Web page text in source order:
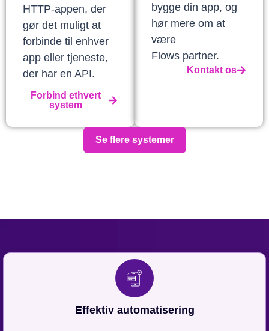
HTTP-appen, der
gør det muligt at
forbinde til enhver
app eller tjeneste,
der har en API.
Forbind ethvert
system
bygge din app, og
hør mere om at
være
Flows partner.
Kontakt os
Se flere systemer
Effektiv automatisering